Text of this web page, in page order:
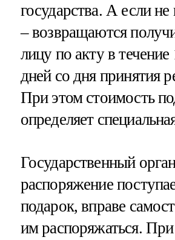
государства. А если
– возвращаются
лицу по акту в
дней со дня принятия
При этом стоимость
определяет
Государственный
распоряжение
подарок, вправе
им распоряжаться.